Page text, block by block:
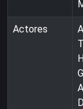
Actores